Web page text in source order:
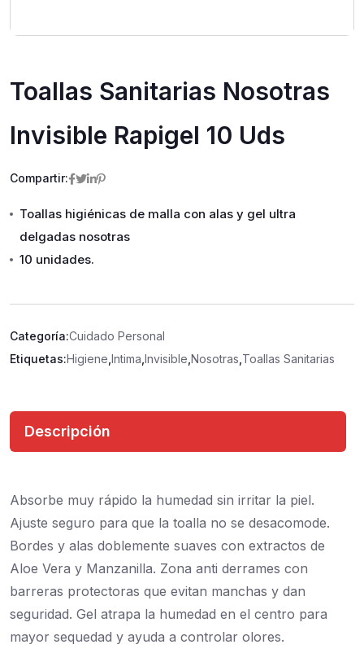
Toallas Sanitarias Nosotras
Invisible Rapigel 10 Uds
Compartir:
Toallas higiénicas de malla con alas y gel ultra
delgadas nosotras
10 unidades.
Categoría:Cuidado Personal
Etiquetas:Higiene Intima Invisible Nosotras Toallas Sanitarias
Descripción
Absorbe muy rápido la humedad sin irritar la piel.
Ajuste seguro para que la toalla no se desacomode.
Bordes y alas doblemente suaves con extractos de
Aloe Vera y Manzanilla. Zona anti derrames con
barreras protectoras que evitan manchas y dan
seguridad. Gel atrapa la humedad en el centro para
mayor sequedad y ayuda a controlar olores.